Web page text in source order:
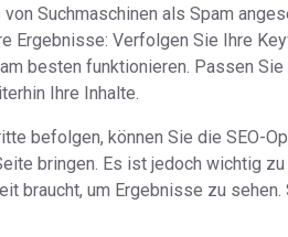
Suchmaschinen als Spam
Ergebnisse: Verfolgen Sie Ihre
besten funktionieren. Passen
Ihre Inhalte.
befolgen, können Sie die SEO-
bringen. Es ist jedoch wichtig
braucht, um Ergebnisse zu